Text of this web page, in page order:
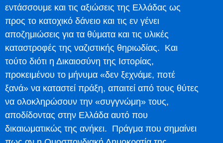
εντάσσουμε και τις αξιώσεις της Ελλάδας ως
προς το κατοχικό δάνειο και τις εν γένει
αποζημιώσεις για τα θύματα και τις υλικές
καταστροφές της ναζιστικής θηριωδίας. Και
τούτο διότι η Δικαιοσύνη της Ιστορίας,
προκειμένου το μήνυμα «δεν ξεχνάμε, ποτέ
ξανά» να καταστεί πράξη, απαιτεί από τους θύτες
να ολοκληρώσουν την «συγγνώμη» τους,
αποδίδοντας στην Ελλάδα αυτό που
δικαιωματικώς της ανήκει. Πράγμα που σημαίνει